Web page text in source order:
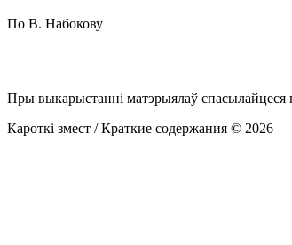
По В. Набокову
Пры выкарыстанні матэрыялаў спасылайцеся
Кароткі змест / Краткие содержания © 2026